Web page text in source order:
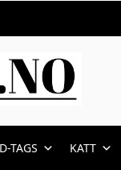
TAGS KATT